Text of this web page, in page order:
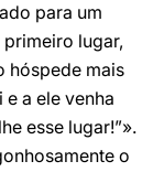
para um
lugar,
hóspede mais
a ele venha
esse lugar!”».
o